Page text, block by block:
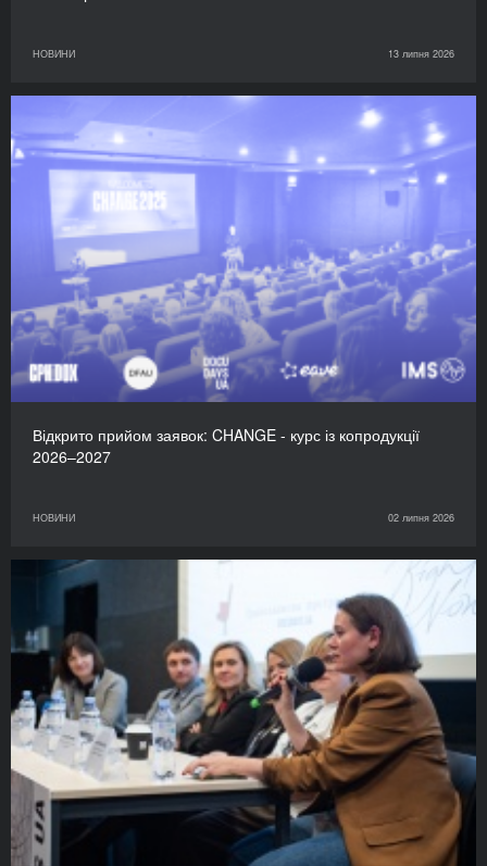
НОВИНИ 13 липня 2026
Відкрито прийом заявок: CHANGE - курс із копродукції
2026–2027
НОВИНИ 02 липня 2026